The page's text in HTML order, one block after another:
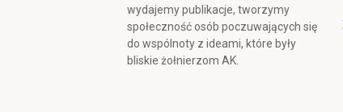
wydajemy publikacje, tworzymy
społeczność osób poczuwających się
do wspólnoty z ideami, które były
bliskie żołnierzom AK.